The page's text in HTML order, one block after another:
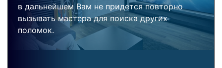
в дальнейшем Вам не придется повторно
вызывать мастера для поиска других
поломок.